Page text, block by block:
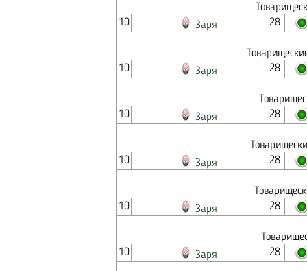
10
Заря 28
10
Заря 28
10
Заря 28
10
Заря 28
10
Заря 28
10
Заря 28